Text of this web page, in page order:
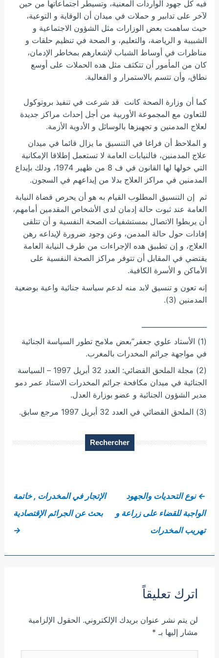
فيه كل جهود الواردات المعنية، وتسيطر اجتماعاتها من حين
لآخر على تدابير و حملات في ميدان أن الوقاية و التوعية،
حيث ساهمت بعض الوزارات مثل الشؤون الاجتماعية و
الشبيبة و الرياضة، والتعليم، و الصحة في تنظيم حلقات و
مناظرات في أوساط الشباب لإشعارهم بمخاطر الإدمان،
كان من المأمور أن تتكثف مثل هده الحملات على أوسع
نطاق، وأن تتسم بالاستمرار و الفعالية.
كما أن وزارة الصحة كانت قد شرعت في تنفيذ بروتوكول
للتعاون مع المجموعة الأوربية من أجل إحداث مراكز جديدة
لعلاج المدمنين و تجهيزها بالوسائل و الأدوية الأزمة.
و الملاحظ أن فراغا في التنسيق ما يزال قائما في ميدان
علاج المدمنين، فالنيابات العامة لا تستعمل إطلاقا الإمكانية
التي خولها لها القانون في ف 8 من ظهير 1974، ودلك بإيداع
المدمنين في مراكز العلاج بدلا من إيداعهم في السجون.
ثم إن التنسيق المطلوب القيام به هو أن يحرص قضاة النيابة
العامة عند ثبوت حالة إدمان لدى الأشخاص المقدمين أمامهم،
أن يربطوا الاتصال بمستشفيات الصحة النفسية و أن تتلقى
إفادات حول حالة المدمن، وعن وجود ضرورة لإيداعه رهن
العلاج، و إن تطبيق هده الإجراءات من طرف النيابة العامة
يقتضي في المقابل أن تتوفر مراكز الصحة النفسية على
الأماكن و الأسرة الكافية.
إنه تعون و تنسيق لابد منه لدعم سياسة جنائية واعية بوضعية
المدمنين (3).
(1) الأستاد علوي جعفر”بعض ملامح تطور السياسة الجنائية
في مواجهة جرائم المخدرات بالمغرب.
(2) مجلة الملحق القضائي: العدد 32 أبريل 1997 – السياسة
الجنائية في ميدان مكافحة جرائم المخدرات الاستاد عمر دمو
مدير الشؤون الجنائية و عضو بوزارة العدل.
(3) الملحق القضائي في العدد 32 أبريل 1997 مرجع سابق.
Rechercher
← نوع التحديات والجهود
الواجبة للقضاء على زراعة و
تهريب المخدرات
الإتجار في المخدرات , خاتمة
بحث عن الجرائم الإقتصادية
→
اترك تعليقاً
لن يتم نشر عنوان بريدك الإلكتروني. الحقول الإلزامية
مشار إليها بـ *